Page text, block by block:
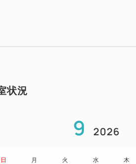
、19:00、20:00、21:00。
のお客様のみのご利用となります。
状況
9 2026
日 月 火 水 木